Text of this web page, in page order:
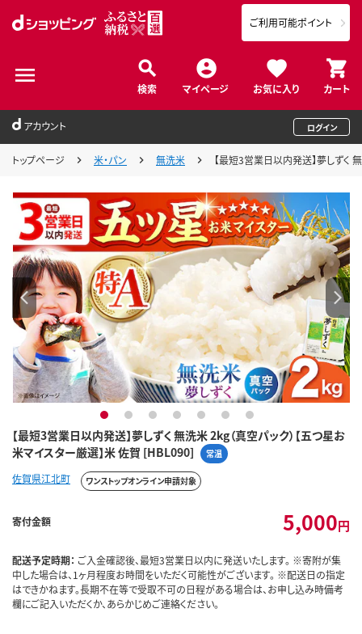
検索 マイページ お気に入り カート
ご利用可能ポイント
アカウント ログイン
トップページ 米・パン 無洗米 【最短3営業日以内発送】夢しずく
【最短3営業日以内発送】夢しずく 無洗米 2kg（真空パック）【五つ星お
米マイスター厳選】米 佐賀 [HBL090]
常温
1 2 3 4 5 6 7
佐賀県江北町 ワンストップオンライン申請対象
寄付金額 5,000円
配送予定時期： ご入金確認後、最短3営業日以内に発送いたします。 ※寄附が集
中した場合は、1ヶ月程度お時間をいただく可能性がございます。 ※配送日の指定
はできかねます。長期不在等で受取不可の日程がある場合は、お申し込み時備考
欄にご記入いただくか、あらかじめご連絡ください。